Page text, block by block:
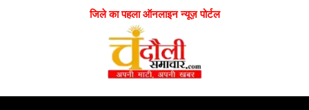
जिले का पहला ऑनलाइन न्यूज़ पोर्टल